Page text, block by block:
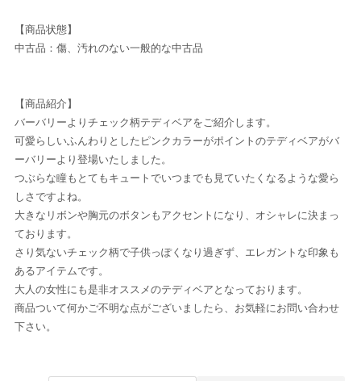
【商品状態】
中古品：傷、汚れのない一般的な中古品
【商品紹介】
バーバリーよりチェック柄テディベアをご紹介します。
可愛らしいふんわりとしたピンクカラーがポイントのテディベアがバ
ーバリーより登場いたしました。
つぶらな瞳もとてもキュートでいつまでも見ていたくなるような愛ら
しさですよね。
大きなリボンや胸元のボタンもアクセントになり、オシャレに決まっ
ております。
さり気ないチェック柄で子供っぽくなり過ぎず、エレガントな印象も
あるアイテムです。
大人の女性にも是非オススメのテディベアとなっております。
商品ついて何かご不明な点がございましたら、お気軽にお問い合わせ
下さい。